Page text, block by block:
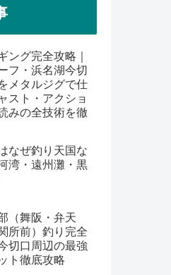
ング完全攻略｜
フ・浜名湖今切
メタルジグで仕
スト・アクショ
みの全技術を徹
なぜ釣り天国な
湾・遠州灘・黒
（舞阪・弁天
所前）釣り完全
切口周辺の最強
ト徹底攻略